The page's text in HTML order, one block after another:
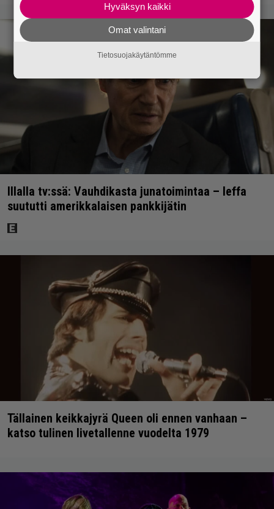
Illalla tv:ssä: Vauhdikasta junatoimintaa – leffa
suututti amerikkalaisen pankkijätin
Tällainen keikkajyrä Queen oli ennen vanhaan –
katso tulinen livetallenne vuodelta 1979
Hyväksyn kaikki
Omat valintani
Tietosuojakäytäntömme